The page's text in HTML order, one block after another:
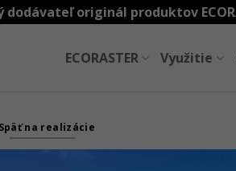
dodávateľ originál produktov
ECORASTER Využitie
Späť na realizácie